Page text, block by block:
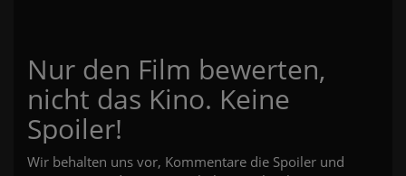
Nur den Film bewerten,
nicht das Kino. Keine
Spoiler!
Wir behalten uns vor, Kommentare die Spoiler und